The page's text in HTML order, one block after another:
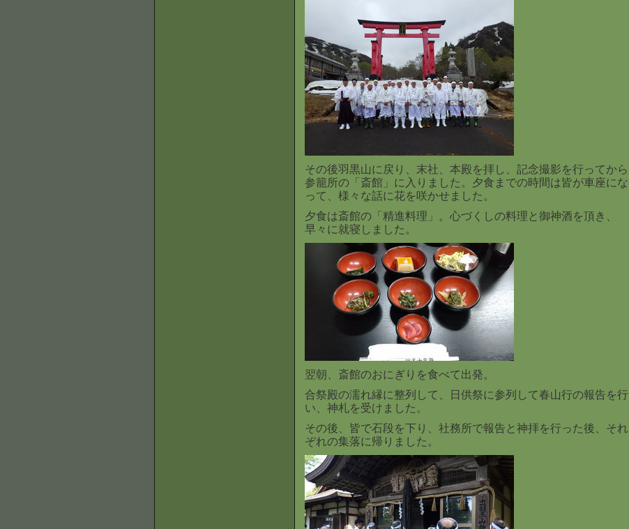
その後羽黒山に戻り、末社、本殿を拝し、記念撮影を行ってから
参籠所の「斎館」に入りました。夕食までの時間は皆が車座にな
って、様々な話に花を咲かせました。
夕食は斎館の「精進料理」。心づくしの料理と御神酒を頂き、
早々に就寝しました。
翌朝、斎館のおにぎりを食べて出発。
合祭殿の濡れ縁に整列して、日供祭に参列して春山行の報告を行
い、神札を受けました。
その後、皆で石段を下り、社務所で報告と神拝を行った後、それ
ぞれの集落に帰りました。